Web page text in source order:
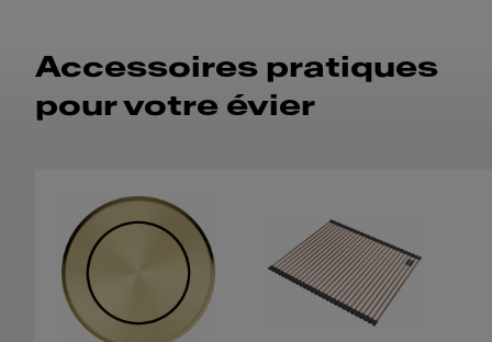
Accessoires pratiques
pour votre évier